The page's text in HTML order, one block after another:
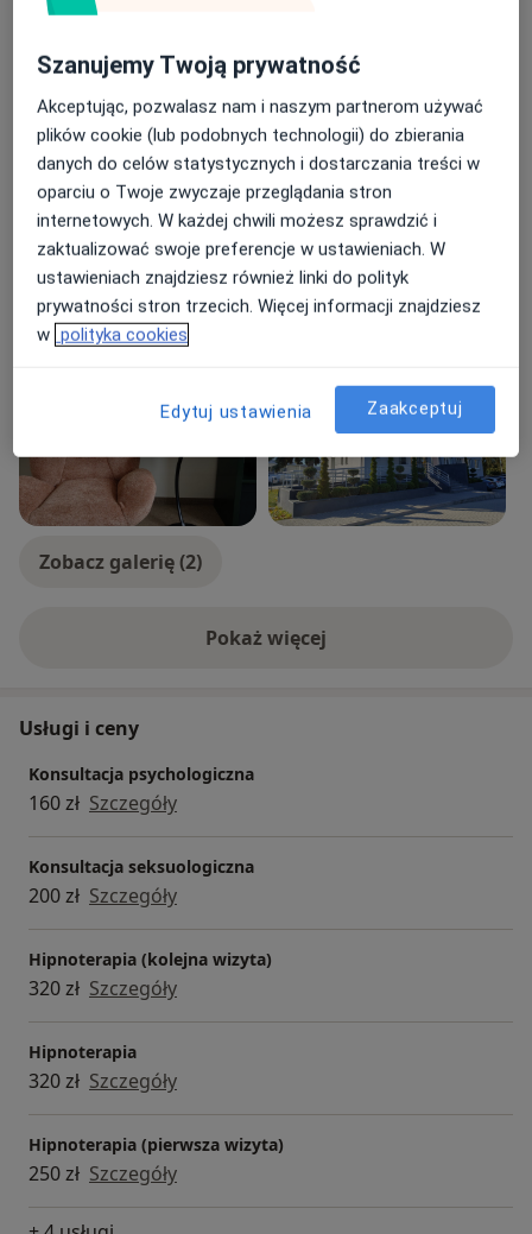
Zaburzenia emocjonalne
Zaburzenia nastroju
Bezsenność
Zaburzenia seksualne
Pacjenci których przyjmuję
Dorośli (Tylko pod niektórymi adresami)
Rodzaje konsultacji
Stacjonarne Zobacz lokalizacje (1)
Konsultacje onlineZobacz kalendarz online
Zdjęcia i filmy
Zobacz galerię (2)
Pokaż więcejo doświadczeniu
Usługi i ceny
Konsultacja psychologiczna
160 zł Szczegóły
Konsultacja seksuologiczna
200 zł Szczegóły
Hipnoterapia (kolejna wizyta)
320 zł Szczegóły
Hipnoterapia
320 zł Szczegóły
Hipnoterapia (pierwsza wizyta)
250 zł Szczegóły
Szanujemy Twoją prywatność
Akceptując, pozwalasz nam i naszym partnerom używać
plików cookie (lub podobnych technologii) do zbierania
danych do celów statystycznych i dostarczania treści w
oparciu o Twoje zwyczaje przeglądania stron
internetowych. W każdej chwili możesz sprawdzić i
zaktualizować swoje preferencje w ustawieniach. W
ustawieniach znajdziesz również linki do polityk
prywatności stron trzecich. Więcej informacji znajdziesz
w polityka cookies
Edytuj ustawienia Zaakceptuj